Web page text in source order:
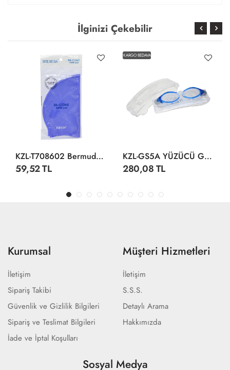
İlginizi Çekebilir
KZL-T708602 Bermuda Silikon Bone
59,52 TL
KARGO BEDAVA
KZL-GS5A YÜZÜCÜ GÖZLÜĞÜ SİLİKON ANT
280,08 TL
Kurumsal
İletişim
Sipariş Takibi
Güvenlik ve Gizlilik Bilgileri
Sipariş ve Teslimat Bilgileri
İade ve İptal Koşulları
Müşteri Hizmetleri
İletişim
S.S.S.
Detaylı Arama
Hakkımızda
Sosyal Medya